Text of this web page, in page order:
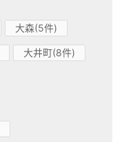
大森(5件)
大井町(8件)